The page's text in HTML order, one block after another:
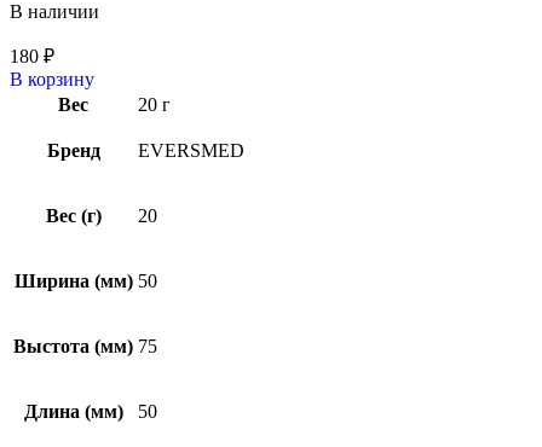
В наличии
180 ₽
В корзину
Вес
20 г
Бренд EVERSMED
Вес (г) 20
Ширина (мм) 50
Выстота (мм) 75
Длина (мм) 50